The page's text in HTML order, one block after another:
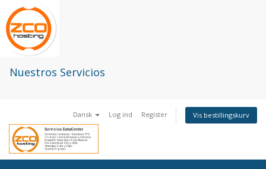
Nuestros Servicios
Dansk Log ind Register Vis bestillingskurv